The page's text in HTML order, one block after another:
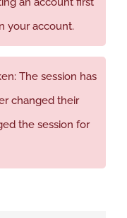
your account.
The session has
changed their
the session for